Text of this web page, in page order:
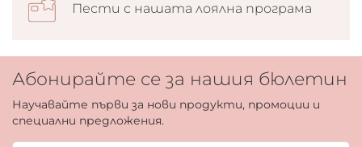
Пести с нашата лоялна програма
Абонирайте се за нашия бюлетин
Научавайте първи за нови продукти, промоции и
специални предложения.